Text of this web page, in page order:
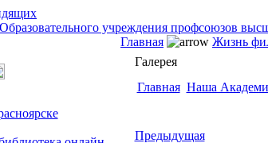
Главная Жизнь
Галерея
Главная Наша
Предыдущая